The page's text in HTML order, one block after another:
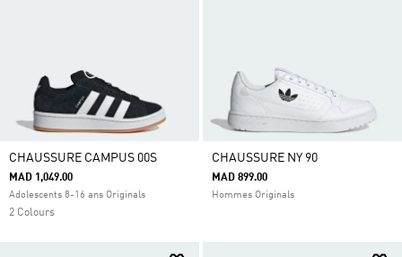
CHAUSSURE CAMPUS 00S
MAD 1,049.00
Adolescents 8-16 ans Originals
2 Colours
CHAUSSURE NY 90
MAD 899.00
Hommes Originals